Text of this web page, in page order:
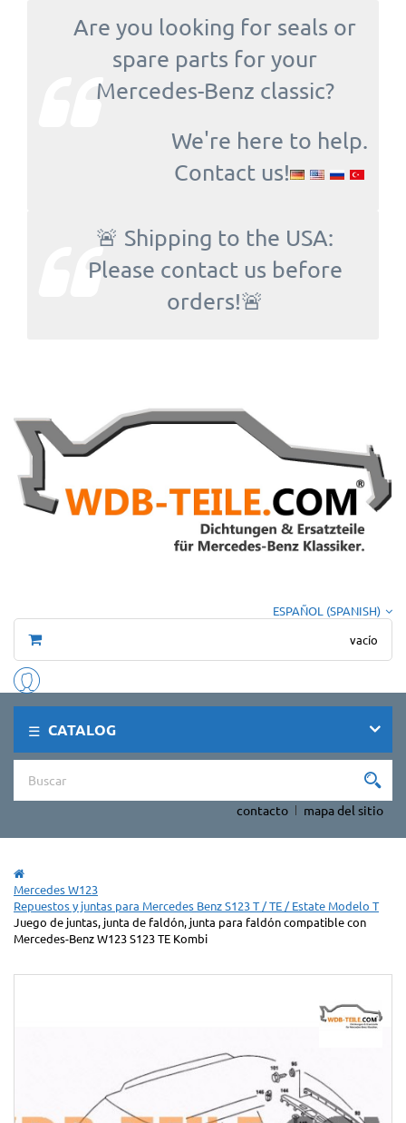
Are you looking for seals or
spare parts for your
Mercedes-Benz classic?
We're here to help.
Contact us!
🚨 Shipping to the USA:
Please contact us before
orders!🚨
ESPAÑOL (SPANISH)
vacío
CATALOG
contacto mapa del sitio
Mercedes W123
Repuestos y juntas para Mercedes Benz S123 T / TE / Estate Modelo T
Juego de juntas, junta de faldón, junta para faldón compatible con
Mercedes-Benz W123 S123 TE Kombi